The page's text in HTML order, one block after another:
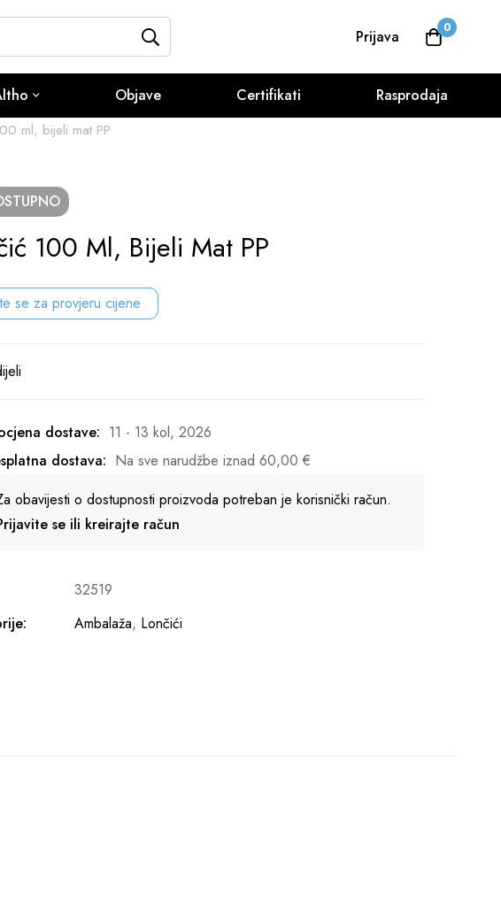
Prijava 0
Objave Certifikati Rasprodaja
ml, bijeli mat PP
100 Ml, Bijeli Mat PP
se za provjeru cijene
dostave: 11 - 13 kol, 2026
dostava: Na sve narudžbe iznad 60,00 €
obavijesti o dostupnosti proizvoda potreban je korisnički račun.
se ili kreirajte račun
32519
Ambalaža, Lončići